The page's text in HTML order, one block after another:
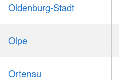
Oldenburg-Stadt
Olpe
Ortenau